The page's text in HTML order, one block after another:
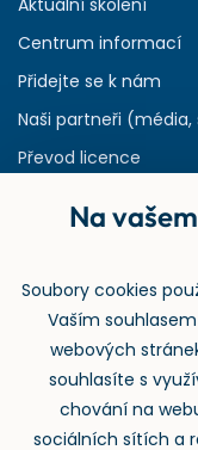
Centrum informací
Přidejte se k nám
Naši partneři (média,
Převod licence
Rejstřík
Zpětný odběr
Na
Soubory cookies
Vaším
webových
souhlasíte s
chování na
sociálních sítích a